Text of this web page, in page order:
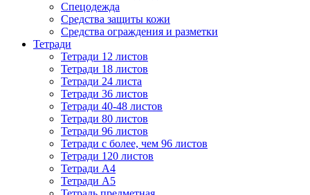
Спецодежда
Средства защиты кожи
Средства ограждения и разметки
Тетради
Тетради 12 листов
Тетради 18 листов
Тетради 24 листа
Тетради 36 листов
Тетради 40-48 листов
Тетради 80 листов
Тетради 96 листов
Тетради с более, чем 96 листов
Тетради 120 листов
Тетради А4
Тетради А5